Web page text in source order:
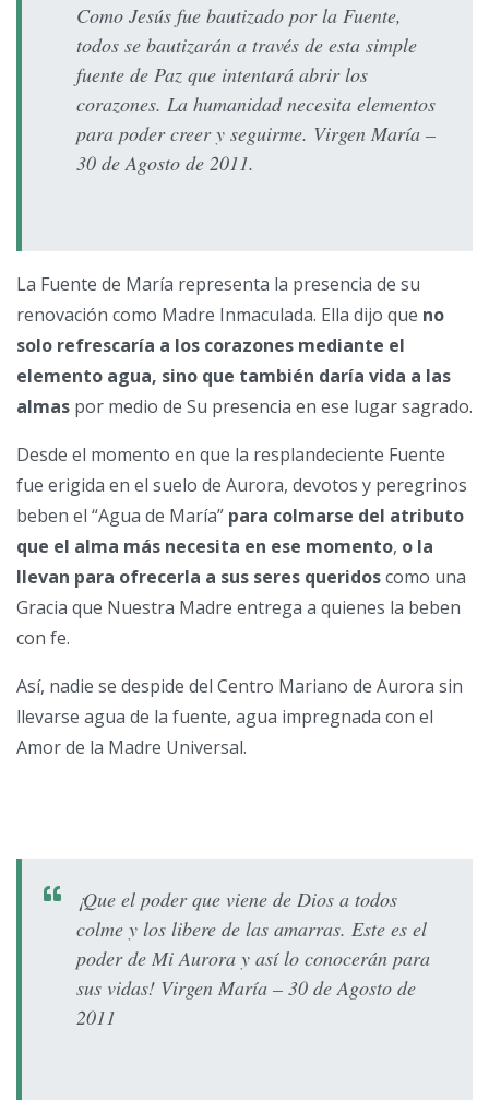
Como Jesús fue bautizado por la Fuente,
todos se bautizarán a través de esta simple
fuente de Paz que intentará abrir los
corazones. La humanidad necesita elementos
para poder creer y seguirme. Virgen María –
30 de Agosto de 2011.
La Fuente de María representa la presencia de su
renovación como Madre Inmaculada. Ella dijo que no
solo refrescaría a los corazones mediante el
elemento agua, sino que también daría vida a las
almas por medio de Su presencia en ese lugar sagrado.
Desde el momento en que la resplandeciente Fuente
fue erigida en el suelo de Aurora, devotos y peregrinos
beben el “Agua de María” para colmarse del atributo
que el alma más necesita en ese momento, o la
llevan para ofrecerla a sus seres queridoscomo una
Gracia que Nuestra Madre entrega a quienes la beben
con fe.
Así, nadie se despide del Centro Mariano de Aurora sin
llevarse agua de la fuente, agua impregnada con el
Amor de la Madre Universal.
¡Que el poder que viene de Dios a todos
colme y los libere de las amarras. Este es el
poder de Mi Aurora y así lo conocerán para
sus vidas! Virgen María – 30 de Agosto de
2011